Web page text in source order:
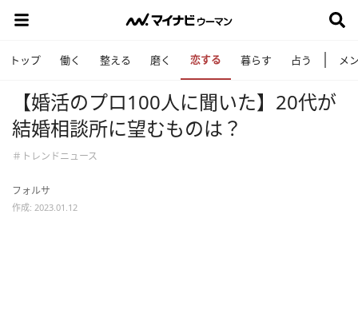
トップ 働く 整える 磨く 恋する 暮らす 占う メ
【婚活のプロ100人に聞いた】20代が
結婚相談所に望むものは？
＃トレンドニュース
フォルサ
作成: 2023.01.12